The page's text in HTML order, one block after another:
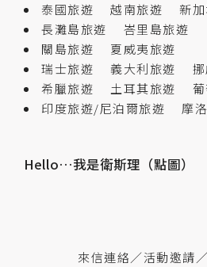
泰國旅遊
越南旅遊
新
長灘島旅遊
峇里島旅遊
關島旅遊
夏威夷旅遊
瑞士旅遊
義大利旅遊
希臘旅遊
土耳其旅遊
印度旅遊/尼泊爾旅遊
摩
Hello…我是衛斯理（點圖）
來信連絡／活動邀請